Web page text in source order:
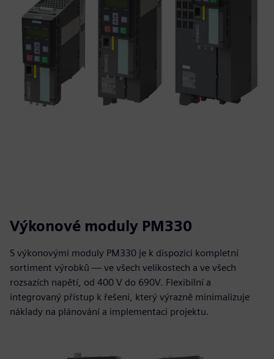
Výkonové moduly PM330
S výkonovými moduly PM330 je k dispozici kompletní
sortiment výrobků — ve všech velikostech a ve všech
rozsazích napětí, od 400 V do 690V. Flexibilní a
integrovaný přístup k řešení, který výrazně minimalizuje
náklady na plánování a implementaci projektu.